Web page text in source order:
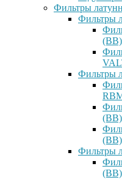
Фильтры
Фильтры
Фильтры
(ВВ)
Фильтры
(ВВ)